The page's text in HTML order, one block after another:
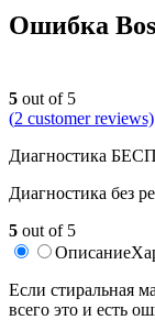
Ошибка
5 out of 5
(2 customer reviews)
Диагностика
Диагностика без
5 out of 5
Описание
Если стиральная
всего это и есть